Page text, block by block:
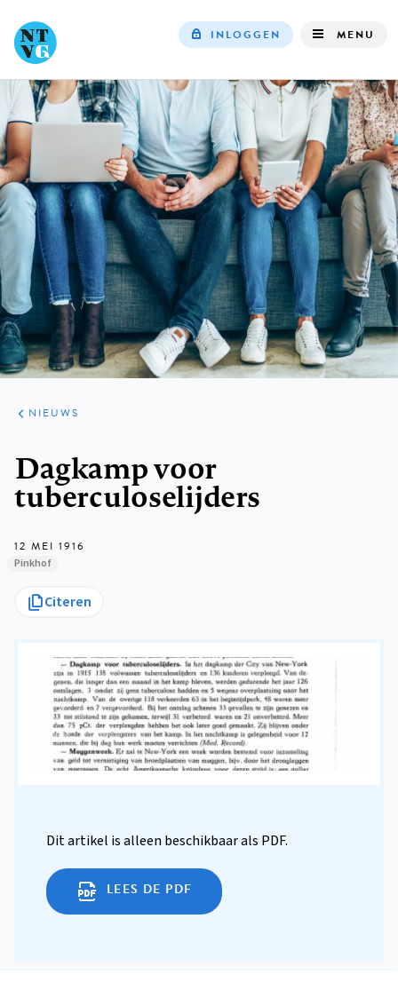
navigation
INLOGGEN MENU
ARTIKELEN
HET
KORT
NIEUWS
Dagkamp voor
tuberculoselijders
12 MEI 1916
Pinkhof
Citeren
Dit artikel is alleen beschikbaar als PDF.
LEES DE PDF